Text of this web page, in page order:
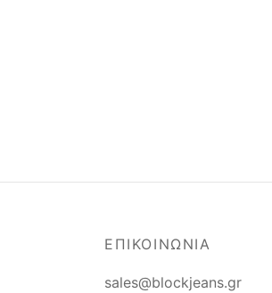
ΕΠΙΚΟΙΝΩΝΙΑ
sales@blockjeans.gr